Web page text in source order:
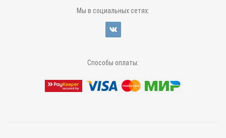
Мы в социальных сетях:
Способы оплаты: